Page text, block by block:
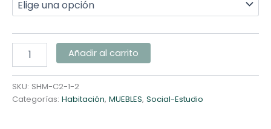
Añadir al carrito
SKU: SHM-C2-1-2
Categorías: Habitación, MUEBLES, Social-Estudio